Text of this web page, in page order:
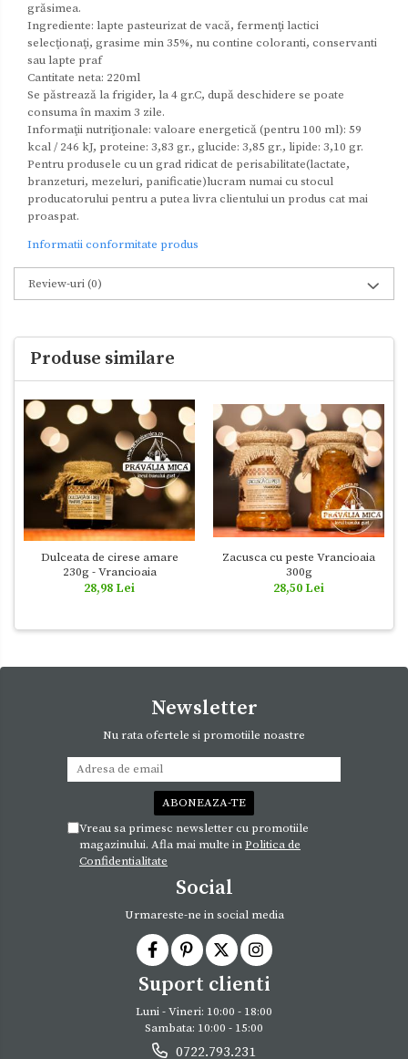
grăsimea.
Ingrediente: lapte pasteurizat de vacă, fermenţi lactici
selecţionaţi, grasime min 35%, nu contine coloranti, conservanti
sau lapte praf
Cantitate neta: 220ml
Se păstrează la frigider, la 4 gr.C, după deschidere se poate
consuma în maxim 3 zile.
Informaţii nutriţionale: valoare energetică (pentru 100 ml): 59
kcal / 246 kJ, proteine: 3,83 gr., glucide: 3,85 gr., lipide: 3,10 gr.
Pentru produsele cu un grad ridicat de perisabilitate(lactate,
branzeturi, mezeluri, panificatie)lucram numai cu stocul
producatorului pentru a putea livra clientului un produs cat mai
proaspat.
Informatii conformitate produs
Review-uri(0)
Produse similare
Dulceata de cirese amare
230g - Vrancioaia
28,98 Lei
Zacusca cu peste Vrancioaia
300g
28,50 Lei
Newsletter
Nu rata ofertele si promotiile noastre
Vreau sa primesc newsletter cu promotiile
magazinului. Afla mai multe inPolitica de
Confidentialitate
Social
Urmareste-ne in social media
Suport clienti
Luni - Vineri: 10:00 - 18:00
Sambata: 10:00 - 15:00
0722.793.231